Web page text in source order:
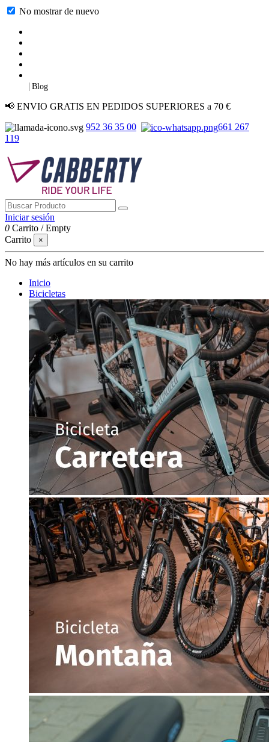
No mostrar de nuevo
|Blog
📢 ENVIO GRATIS EN PEDIDOS SUPERIORES a 70 €
952 36 35 00
661 267
119
Iniciar sesión
0 Carrito /Empty
Carrito
×
No hay más artículos en su carrito
Inicio
Bicicletas